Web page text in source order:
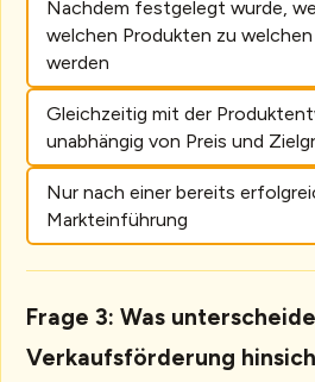
Nachdem festgelegt wurde,
welchen Produkten zu
werden
Gleichzeitig mit der
unabhängig von Preis und
Nur nach einer bereits
Markteinführung
Frage 3: Was
Verkaufsförderung